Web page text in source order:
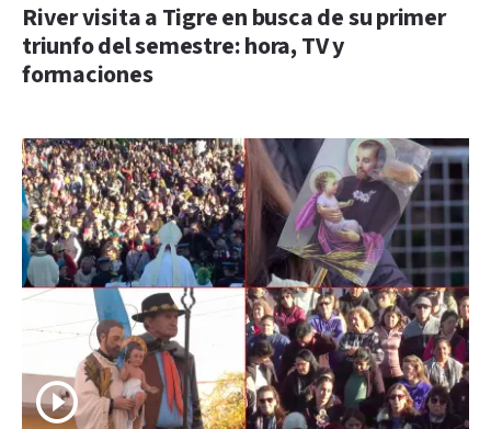
River visita a Tigre en busca de su primer
triunfo del semestre: hora, TV y
formaciones